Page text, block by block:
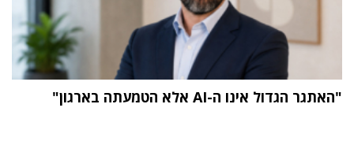
"האתגר הגדול אינו ה-AI אלא הטמעתה בארגון"